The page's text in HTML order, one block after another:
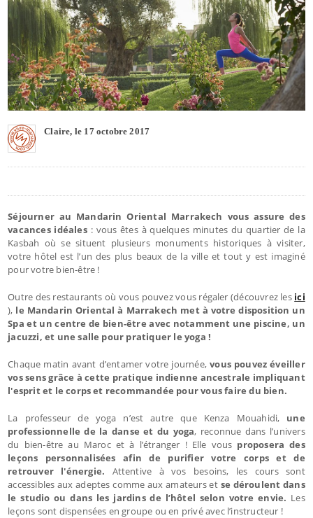
Claire, le 17 octobre 2017
Séjourner au Mandarin Oriental Marrakech vous assure des
vacances idéales : vous êtes à quelques minutes du quartier de la
Kasbah où se situent plusieurs monuments historiques à visiter,
votre hôtel est l’un des plus beaux de la ville et tout y est imaginé
pour votre bien-être !
Outre des restaurants où vous pouvez vous régaler (découvrez les ici
), le Mandarin Oriental à Marrakech met à votre disposition un
Spa et un centre de bien-être avec notamment une piscine, un
jacuzzi, et une salle pour pratiquer le yoga !
Chaque matin avant d’entamer votre journée, vous pouvez éveiller
vos sens grâce à cette pratique indienne ancestrale impliquant
l'esprit et le corps et recommandée pour vous faire du bien.
La professeur de yoga n’est autre que Kenza Mouahidi, une
professionnelle de la danse et du yoga, reconnue dans l’univers
du bien-être au Maroc et à l’étranger ! Elle vous proposera des
leçons personnalisées afin de purifier votre corps et de
retrouver l'énergie. Attentive à vos besoins, les cours sont
accessibles aux adeptes comme aux amateurs et se déroulent dans
le studio ou dans les jardins de l’hôtel selon votre envie. Les
leçons sont dispensées en groupe ou en privé avec l’instructeur !